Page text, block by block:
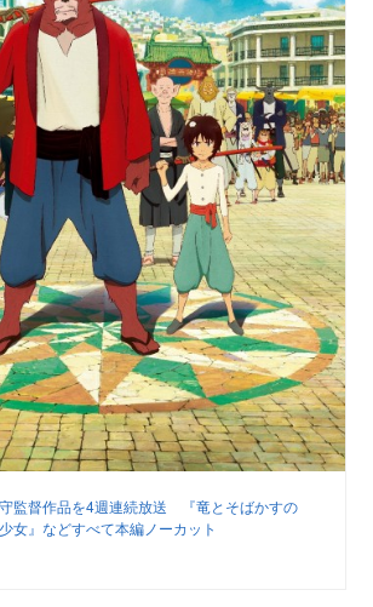
守監督作品を4週連続放送 『竜とそばかすの
女』などすべて本編ノーカット